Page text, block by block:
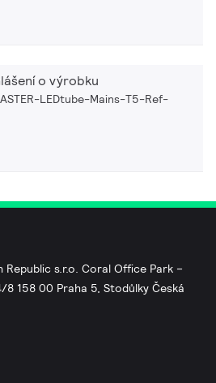
o výrobku
LEDtube-Mains-T5-Ref-
Republic s.r.o. Coral Office Park –
8 158 00 Praha 5, Stodůlky Česká